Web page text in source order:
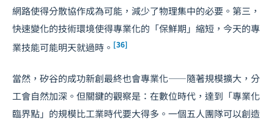
網路使得分散協作成為可能，減少了物理集中的必要。第三，
快速變化的技術環境使得專業化的「保鮮期」縮短，今天的專
業技能可能明天就過時。 [36]
當然，矽谷的成功新創最終也會專業化——隨著規模擴大，分
工會自然加深。但關鍵的觀察是：在數位時代，達到「專業化
臨界點」的規模比工業時代要大得多。一個五人團隊可以創造